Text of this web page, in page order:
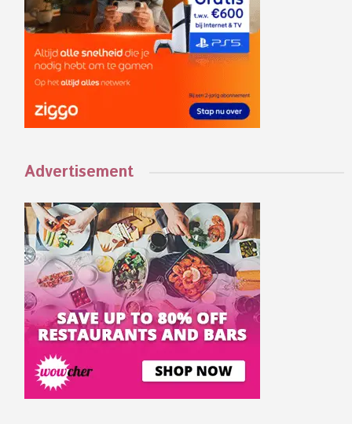
Advertisement